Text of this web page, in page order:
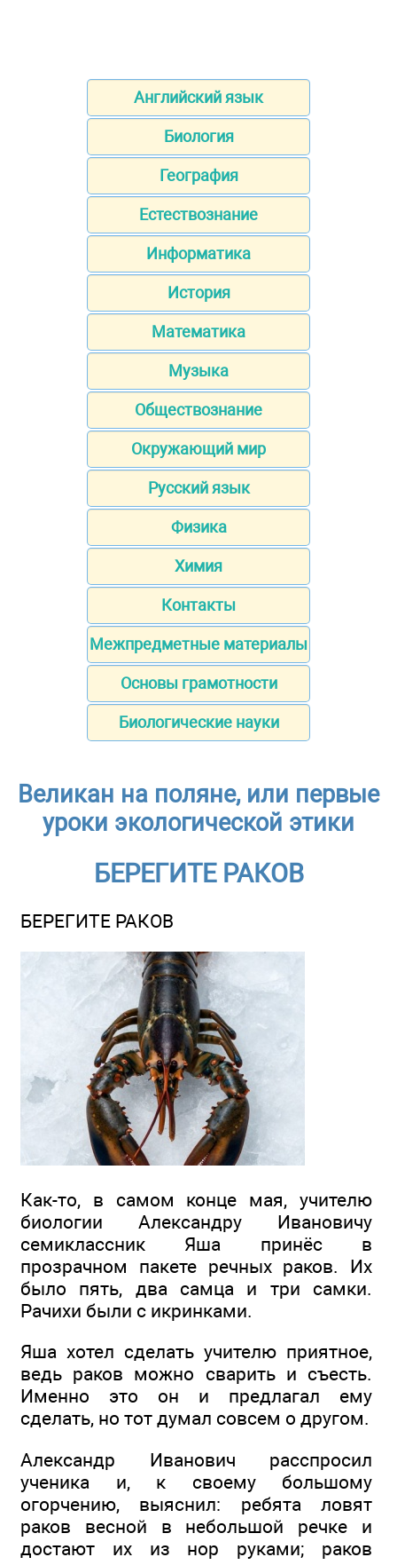
Английский язык
Биология
География
Естествознание
Информатика
История
Математика
Музыка
Обществознание
Окружающий мир
Русский язык
Физика
Химия
Контакты
Межпредметные материалы
Основы грамотности
Биологические науки
Великан на поляне, или первые
уроки экологической этики
БЕРЕГИТЕ РАКОВ
БЕРЕГИТЕ РАКОВ
Как-то, в самом конце мая, учителю
биологии Александру Ивановичу
семиклассник Яша принёс в
прозрачном пакете речных раков. Их
было пять, два самца и три самки.
Рачихи были с икринками.
Яша хотел сделать учителю приятное,
ведь раков можно сварить и съесть.
Именно это он и предлагал ему
сделать, но тот думал совсем о другом.
Александр Иванович расспросил
ученика и, к своему большому
огорчению, выяснил: ребята ловят
раков весной в небольшой речке и
достают их из нор руками; раков